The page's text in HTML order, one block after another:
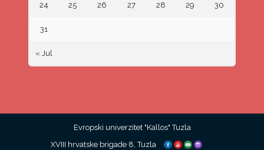
« Jul
24 25 26 27 28 29 30
31
Evropski univerzitet "Kallos" Tuzla
XVIII hrvatske brigade 8, Tuzla